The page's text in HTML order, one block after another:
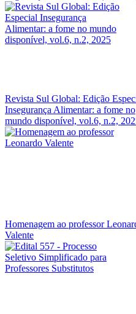
Revista Sul Global: Edição
Insegurança Alimentar: a fome no
mundo disponível, vol.6, n.2,
Homenagem ao professor
Valente